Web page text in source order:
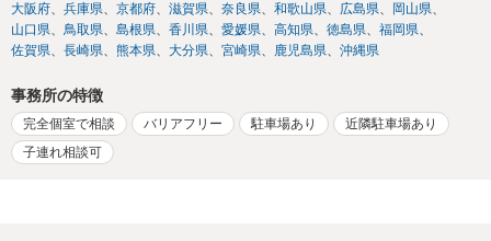
大阪府
兵庫県 京都府 滋賀県 奈良県 和歌山県 広島県
岡山県
山口県
鳥取県 島根県 香川県 愛媛県 高知県 徳島県
福岡県
佐賀県
長崎県 熊本県 大分県 宮崎県 鹿児島県 沖縄県
事務所の特徴
完全個室で相談 バリアフリー 駐車場あり
近隣駐車場あり
子連れ相談可